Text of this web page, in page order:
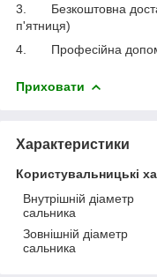
3.
Безкоштовна
п'ятниця)
4.
Професійна
Приховати
Характеристики
Користувальницькі
Внутрішній діаметр
сальника
Зовнішній діаметр
сальника